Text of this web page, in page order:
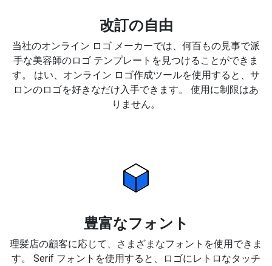
改訂の自由
当社のオンライン ロゴ メーカーでは、何百もの見事で派
手な美容師のロゴ テンプレートを見つけることができま
す。 はい、オンライン ロゴ作成ツールを使用すると、サ
ロンのロゴを好きなだけ入手できます。 使用に制限はあ
りません。
豊富なフォント
理髪店の顧客に応じて、さまざまなフォントを使用できま
す。 Serif フォントを使用すると、ロゴにレトロなタッチ